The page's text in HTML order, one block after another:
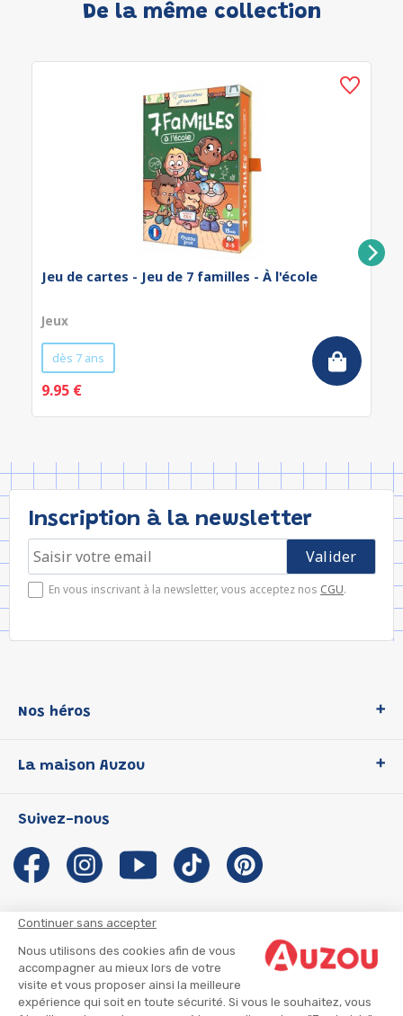
Continuer sans accepter
Nous utilisons des cookies afin de vous
accompagner au mieux lors de votre
visite et vous proposer ainsi la meilleure
expérience qui soit en toute sécurité. Si vous le souhaitez, vous
De la même collection
Jeu de cartes - Jeu de 7 familles - À l'école
Jeux
dès 7 ans
9.95 €
Inscription à la newsletter
En vous inscrivant à la newsletter, vous acceptez nos CGU.
Nos héros
P'tit Loup
Les Influenceuses
Migali
Petite Taupe
La maison Auzou
Notre histoire
Auzou s'engage
Auteurs et illustrateurs Auzou
Suivre mon colis
Infos consommateur
Suivez-nous
CGU
CGV